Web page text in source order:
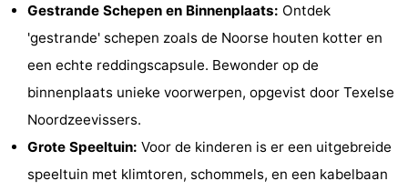
Zeezicht
Strandplevier
breakfasts)
Campings
Hotels
Vakantiehuizen
Gestrande Schepen en Binnenplaats: Ontdek
'gestrande' schepen zoals de Noorse houten kotter en
een echte reddingscapsule. Bewonder op de
binnenplaats unieke voorwerpen, opgevist door Texelse
Noordzeevissers.
Grote Speeltuin: Voor de kinderen is er een uitgebreide
speeltuin met klimtoren, schommels, en een kabelbaan